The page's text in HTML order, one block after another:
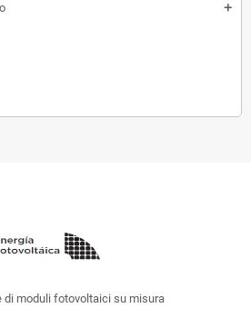
add
di moduli fotovoltaici su misura